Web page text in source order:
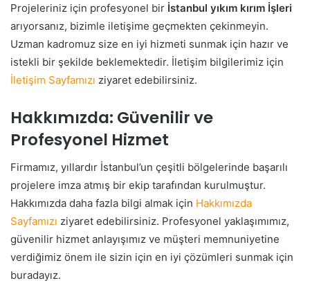
Projeleriniz için profesyonel bir İstanbul yıkım kırım İşleri
arıyorsanız, bizimle iletişime geçmekten çekinmeyin.
Uzman kadromuz size en iyi hizmeti sunmak için hazır ve
istekli bir şekilde beklemektedir. İletişim bilgilerimiz için
İletişim Sayfamızı ziyaret edebilirsiniz.
Hakkımızda: Güvenilir ve
Profesyonel Hizmet
Firmamız, yıllardır İstanbul’un çeşitli bölgelerinde başarılı
projelere imza atmış bir ekip tarafından kurulmuştur.
Hakkımızda daha fazla bilgi almak için Hakkımızda
Sayfamızı ziyaret edebilirsiniz. Profesyonel yaklaşımımız,
güvenilir hizmet anlayışımız ve müşteri memnuniyetine
verdiğimiz önem ile sizin için en iyi çözümleri sunmak için
buradayız.